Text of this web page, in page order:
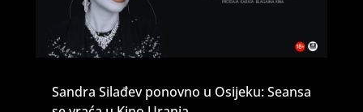
Sandra Silađev ponovno u Osijeku: Seansa